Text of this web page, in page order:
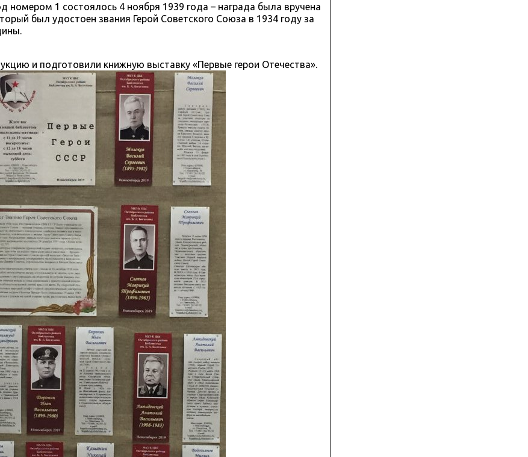
номером 1 состоялось 4 ноября 1939 года – награда была вручена
был удостоен звания Герой Советского Союза в 1934 году за
и подготовили книжную выставку «Первые герои Отечества».